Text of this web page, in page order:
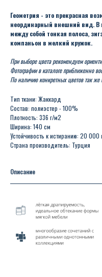
Геометрия - это прекрасная
неординарный внешний вид. В
между собой тонкая полоса,
компаньон в мелкий кружок.
При выборе цвета рекомендуем
Фотографии в каталоге приближенно
По наличию конкретных цветов так
Тип ткани: Жаккард
Состав: полиэстер - 100%
Плотность: 336 г/м2
Ширина: 140 см
Устойчивость к истиранию: 20 000
Страна производитель: Турция
Описание